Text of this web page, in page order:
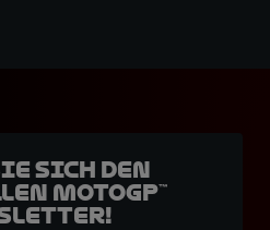
sich den
MotoGP™